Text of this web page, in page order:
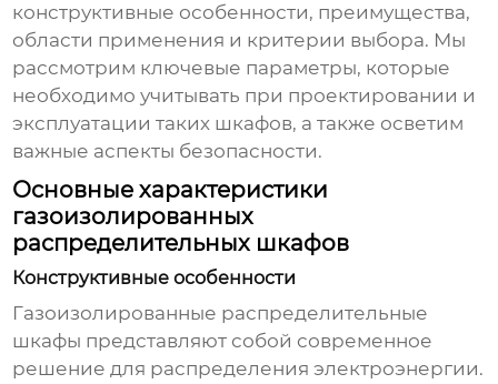
конструктивные особенности, преимущества,
области применения и критерии выбора. Мы
рассмотрим ключевые параметры, которые
необходимо учитывать при проектировании и
эксплуатации таких шкафов, а также осветим
важные аспекты безопасности.
Основные характеристики
газоизолированных
распределительных шкафов
Конструктивные особенности
Газоизолированные распределительные
шкафы представляют собой современное
решение для распределения электроэнергии.